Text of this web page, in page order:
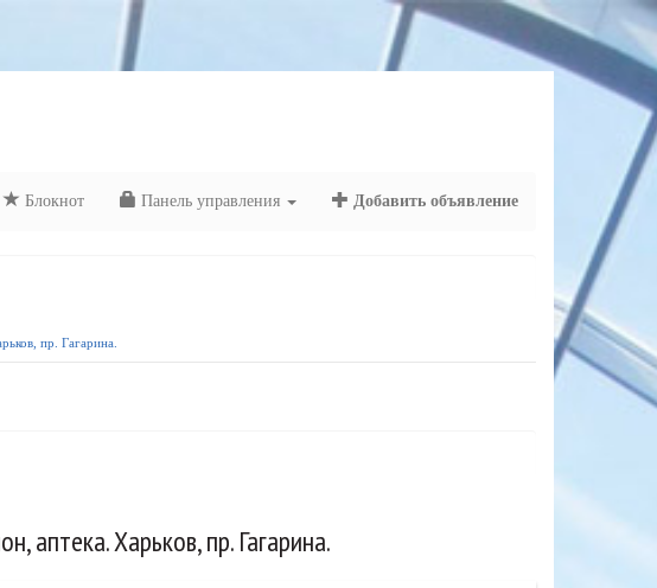
Блокнот Панель управления Добавить объявление
пр. Гагарина.
аптека. Харьков, пр. Гагарина.